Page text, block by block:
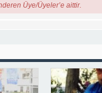
Üye/Üyeler’e aittir.